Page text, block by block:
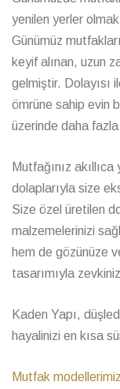
yenilen yerler
Günümüz
keyif alınan, uzun
gelmiştir. Dolayısı
ömrüne sahip evin
üzerinde daha
Mutfağınız
dolaplarıyla size
Size özel üretilen
malzemelerinizi
hem de gözünüze
tasarımıyla
Kaden Yapı,
hayalinizi en kısa
Mutfak